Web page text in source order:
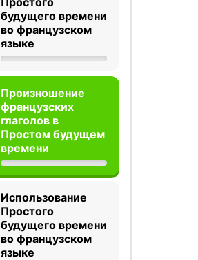
будущего времени
во французском
языке
Произношение
французских
глаголов в
Простом будущем
времени
Использование
Простого
будущего времени
во французском
языке